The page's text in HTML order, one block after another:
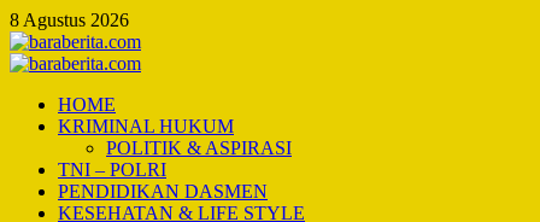
Skip
to
content
8 Agustus 2026
Primary
HOME
KRIMINAL HUKUM
POLITIK & ASPIRASI
TNI – POLRI
PENDIDIKAN DASMEN
KESEHATAN & LIFE STYLE